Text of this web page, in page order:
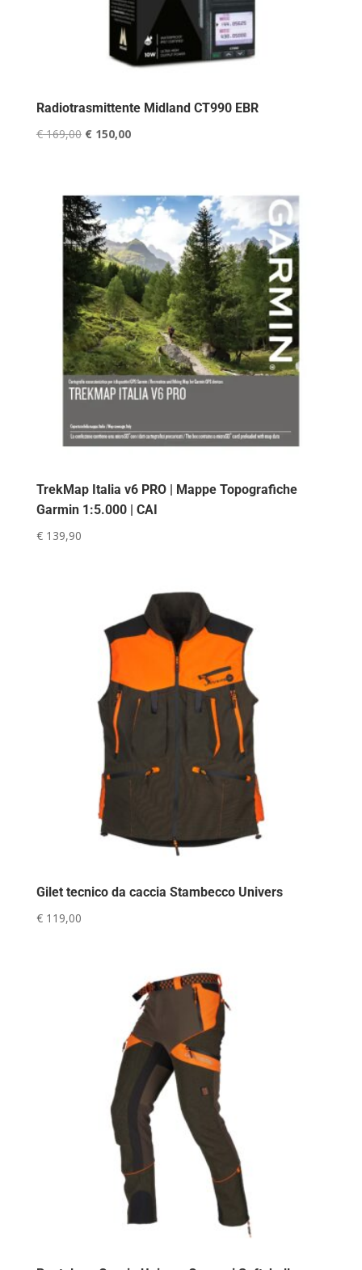
Radiotrasmittente Midland CT990 EBR
€169,00 Il
€ 169,00.
€150,00Il
€ 150,00.
TrekMap Italia v6 PRO | Mappe Topografiche
Garmin 1:5.000 | CAI
€139,90
Gilet tecnico da caccia Stambecco Univers
€119,00